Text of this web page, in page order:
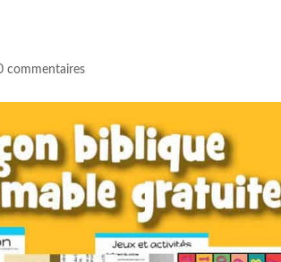
commentaires